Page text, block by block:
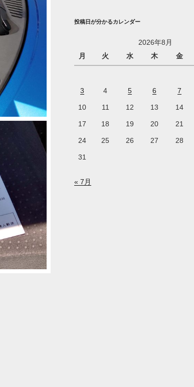
投稿日が分かるカレンダー
2026年8月
月
火 水 木 金
3 4 5 6 7
10 11 12 13 14
17 18 19 20 21
24 25 26 27 28
31
« 7月